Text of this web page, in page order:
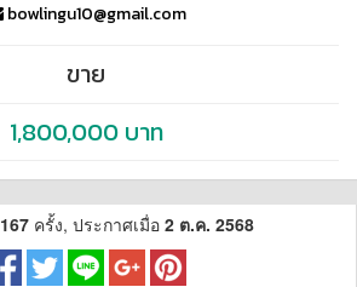
bowlingu10@gmail.com
ขาย
1,800,000 บาท
167 ครั้ง, ประกาศเมื่อ 2 ต.ค. 2568